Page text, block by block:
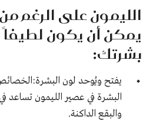
الليمون على الرغم
يمكن أن يكون لطيفاً
بشرتك:
يفتح ويُوحد لون
البشرة في عصير الليمون تساعد
والبقع الداكنة.